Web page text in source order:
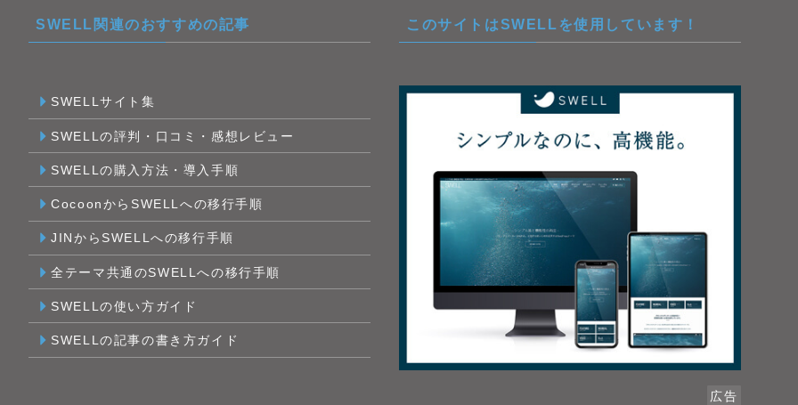
SWELL関連のおすすめの記事
SWELLサイト集
SWELLの評判・口コミ・感想レビュー
SWELLの購入方法・導入手順
CocoonからSWELLへの移行手順
JINからSWELLへの移行手順
全テーマ共通のSWELLへの移行手順
SWELLの使い方ガイド
SWELLの記事の書き方ガイド
このサイトはSWELLを使用しています！
広告